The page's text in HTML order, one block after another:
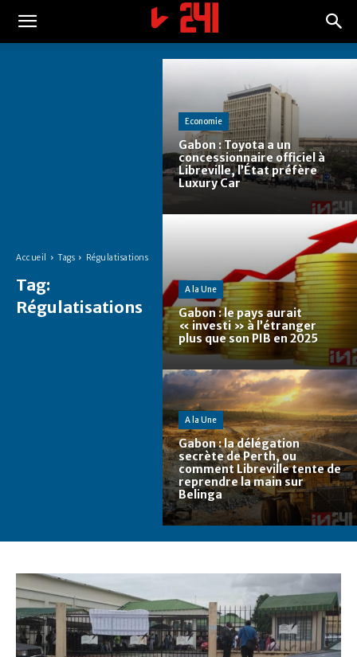
Accueil Tags Régulatisations
Tag:
Régulatisations
Economie
Gabon : Toyota a un
concessionnaire officiel à
Libreville, l’État préfère
Luxury Car
A la Une
Gabon : le pays aurait
« investi » à l’étranger
plus que son PIB en 2025
A la Une
Gabon : la délégation
secrète de Perth, ou
comment Libreville tente de
reprendre la main sur
Belinga